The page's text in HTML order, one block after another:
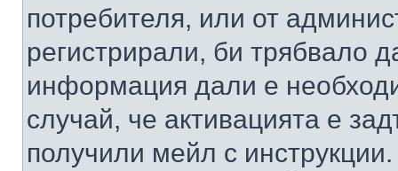
потребителя, или от
регистрирали, би трябвало
информация дали е
случай, че активацията е
получили мейл с